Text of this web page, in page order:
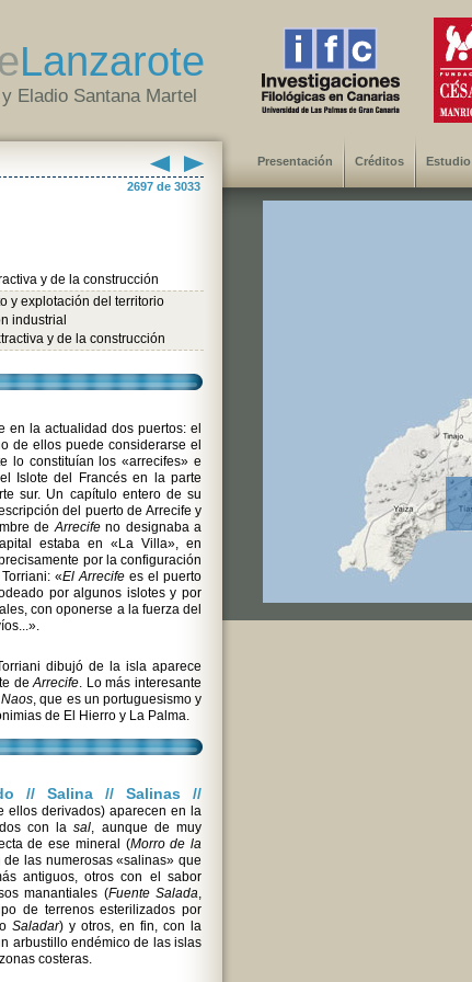
Lanzarote
Eladio Santana Martel
2697 de 3033
y de la construcción
y explotación del territorio
industrial
y de la construcción
en la actualidad dos puertos: el
de ellos puede considerarse el
lo constituían los «arrecifes» e
Islote del Francés en la parte
sur. Un capítulo entero de su
del puerto de Arrecife y
deArrecifeno designaba a
estaba en «La Villa», en
por la configuración
«El Arrecifees el puerto
por algunos islotes y por
con oponerse a la fuerza del
dibujó de la isla aparece
deArrecife. Lo más interesante
Naos, que es un portuguesismo y
de El Hierro y La Palma.
// Salina // Salinas //
ellos derivados) aparecen en la
con lasal, aunque de muy
de ese mineral (Morro de la
las numerosas «salinas» que
antiguos, otros con el sabor
manantiales (Fuente Salada,
de terrenos esterilizados por
Saladar) y otros, en fin, con la
arbustillo endémico de las islas
costeras.
Presentación Créditos Estudio